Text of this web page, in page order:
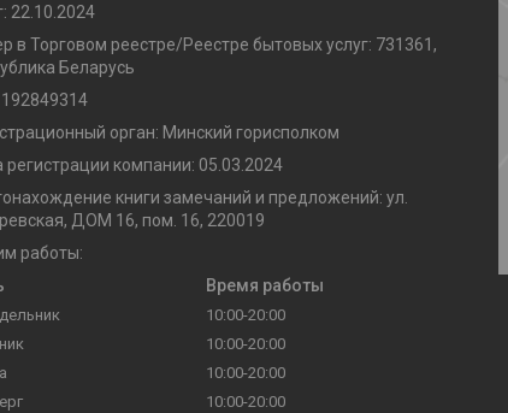
22.10.2024
в Торговом реестре/Реестре бытовых услуг: 731361,
Беларусь
орган: Минский горисполком
регистрации компании: 05.03.2024
книги замечаний и предложений: ул.
ДОМ 16, пом. 16, 220019
работы:
Время работы
10:00-20:00
10:00-20:00
10:00-20:00
10:00-20:00